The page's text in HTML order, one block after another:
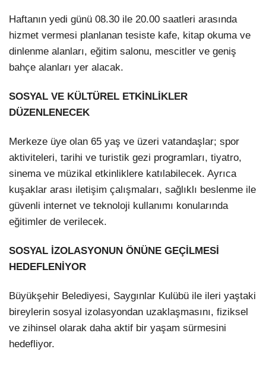
Haftanın yedi günü 08.30 ile 20.00 saatleri arasında
hizmet vermesi planlanan tesiste kafe, kitap okuma ve
dinlenme alanları, eğitim salonu, mescitler ve geniş
bahçe alanları yer alacak.
SOSYAL VE KÜLTÜREL ETKİNLİKLER
DÜZENLENECEK
Merkeze üye olan 65 yaş ve üzeri vatandaşlar; spor
aktiviteleri, tarihi ve turistik gezi programları, tiyatro,
sinema ve müzikal etkinliklere katılabilecek. Ayrıca
kuşaklar arası iletişim çalışmaları, sağlıklı beslenme ile
güvenli internet ve teknoloji kullanımı konularında
eğitimler de verilecek.
SOSYAL İZOLASYONUN ÖNÜNE GEÇİLMESİ
HEDEFLENİYOR
Büyükşehir Belediyesi, Saygınlar Kulübü ile ileri yaştaki
bireylerin sosyal izolasyondan uzaklaşmasını, fiziksel
ve zihinsel olarak daha aktif bir yaşam sürmesini
hedefliyor.